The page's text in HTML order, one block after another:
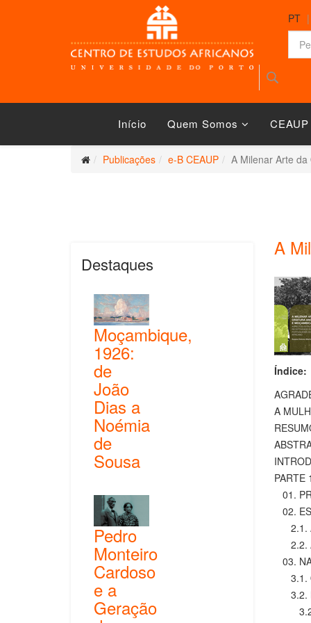
PT |
Início Quem Somos
Publicações e-B CEAUP A Milenar Arte
Destaques
Moçambique,
1926:
de
João
Dias a
Noémia
de
Sousa
Pedro
Monteiro
Cardoso
e a
Geração
A
Índice:
A
PARTE
01.
02.
2.1.
2.2.
03.
3.1.
3.2.
3.2.1.